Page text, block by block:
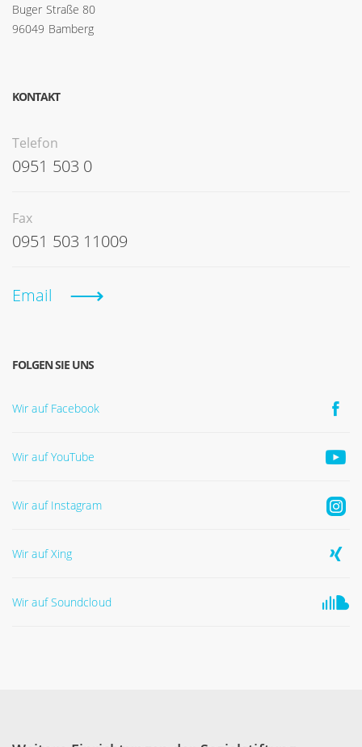
Buger Straße 80
96049 Bamberg
KONTAKT
Telefon
0951 503 0
Fax
0951 503 11009
Email
FOLGEN SIE UNS
Wir auf Facebook
Wir auf YouTube
Wir auf Instagram
Wir auf Xing
Wir auf Soundcloud